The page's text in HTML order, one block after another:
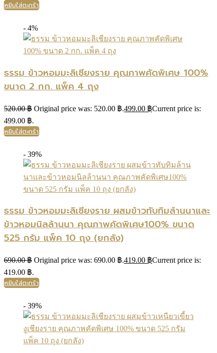
หยิบใส่ตะกร้า
- 4%
ธรรม ข้าวหอมมะลิเชียงราย คุณภาพคัดพิเศษ 100%
ขนาด 2 กก. แพ็ค 4 ถุง
520.00฿ Original price was: 520.00 ฿.499.00 ฿Current price is:
499.00 ฿.
หยิบใส่ตะกร้า
- 39%
ธรรม ข้าวหอมมะลิเชียงราย ผสมข้าวทับทิมล้านนาและ
ข้าวหอมนิลล้านนา คุณภาพคัดพิเศษ100% ขนาด
525 กรัม แพ็ค 10 ถุง (ยกลัง)
690.00฿ Original price was: 690.00 ฿.419.00 ฿Current price is:
419.00 ฿.
หยิบใส่ตะกร้า
- 39%